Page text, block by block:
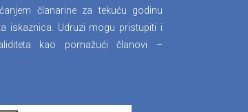
članarine za tekuću godinu
iskaznica. Udruzi mogu pristupiti i
kao pomažući članovi –